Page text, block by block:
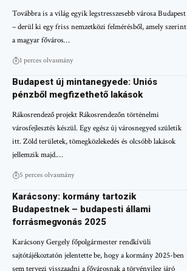
Továbbra is a világ egyik legstresszesebb városa Budapest
– derül ki egy friss nemzetközi felmérésből, amely szerint
a magyar főváros…
1 perces olvasmány
Budapest új mintanegyede: Uniós
pénzből megfizethető lakások
Rákosrendező projekt Rákosrendezőn történelmi
városfejlesztés készül. Egy egész új városnegyed születik
itt. Zöld területek, tömegközlekedés és olcsóbb lakások
jellemzik majd.…
5 perces olvasmány
Karácsony: kormány tartozik
Budapestnek – budapesti állami
forrásmegvonás 2025
Karácsony Gergely főpolgármester rendkívüli
sajtótájékoztatón jelentette be, hogy a kormány 2025-ben
sem tervezi visszaadni a fővárosnak a törvényileg járó